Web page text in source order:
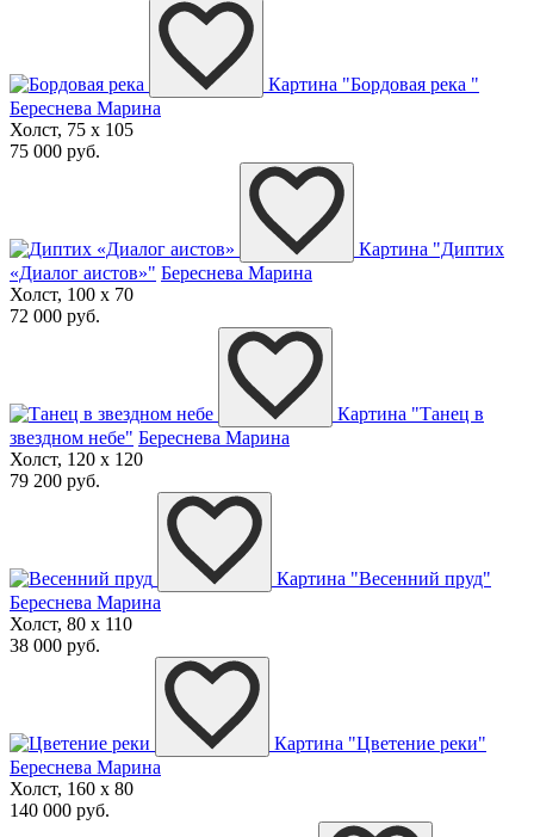
Картина "Бордовая река "
Береснева Марина
Холст, 75 x 105
75 000 руб.
Картина "Диптих
«Диалог аистов»" Береснева Марина
Холст, 100 x 70
72 000 руб.
Картина "Танец в
звездном небе" Береснева Марина
Холст, 120 x 120
79 200 руб.
Картина "Весенний пруд"
Береснева Марина
Холст, 80 x 110
38 000 руб.
Картина "Цветение реки"
Береснева Марина
Холст, 160 x 80
140 000 руб.